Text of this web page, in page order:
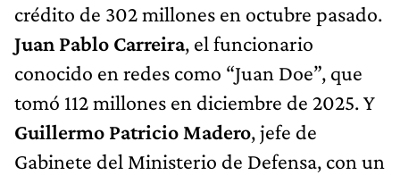
crédito de 302 millones en octubre pasado.
Juan Pablo Carreira, el funcionario
conocido en redes como “Juan Doe”, que
tomó 112 millones en diciembre de 2025. Y
Guillermo Patricio Madero, jefe de
Gabinete del Ministerio de Defensa, con un